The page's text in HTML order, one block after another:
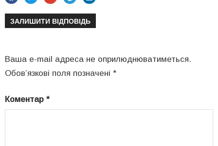
ЗАЛИШИТИ ВІДПОВІДЬ
Ваша e-mail адреса не оприлюднюватиметься.
Обов’язкові поля позначені *
Коментар *